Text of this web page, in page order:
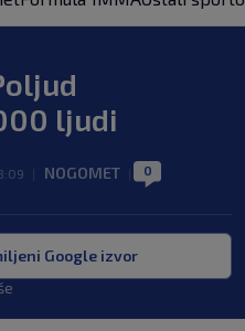
ljudi
NOGOMET 0
Google izvor